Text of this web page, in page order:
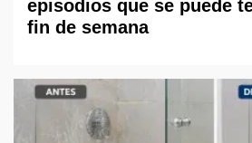
episodios que se puede
fin de semana